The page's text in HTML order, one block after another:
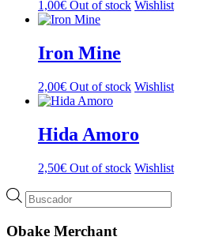
1,00€ Out of stock Wishlist
Iron Mine
2,00€ Out of stock Wishlist
Hida Amoro
2,50€ Out of stock Wishlist
Búsqueda
de
Obake Merchant